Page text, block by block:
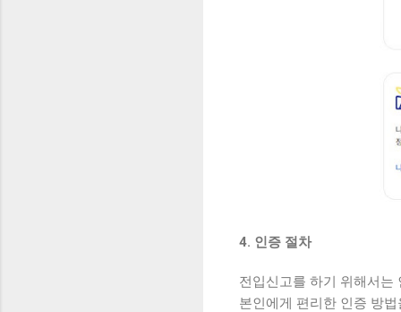
4. 인증 절차
전입신고를 하기 위해서는
본인에게 편리한 인증 방